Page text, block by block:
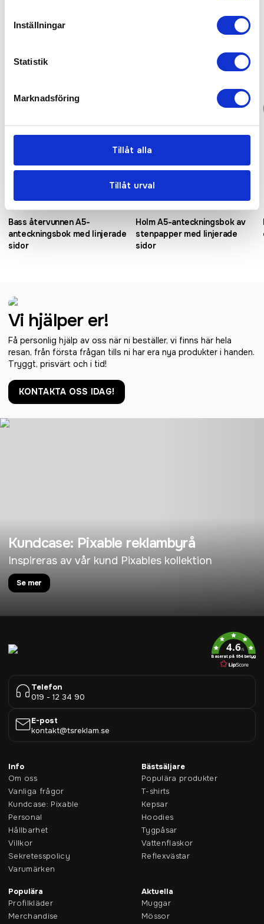
Inställningar
Statistik
Marknadsföring
Tillåt alla
Tillåt urval
Relaterade produkter
Bass återvunnen A5-
anteckningsbok med linjerade
sidor
Holm A5-anteckningsbok av
stenpapper med linjerade
sidor
Vi hjälper er!
Få personlig hjälp av oss när ni beställer, vi finns här hela
resan, från första frågan tills ni har era nya produkter i handen.
Tryggt, prisvärt och i tid!
KONTAKTA OSS IDAG!
Kundcase: Pixable reklambyrå
Inspireras av vår kund Pixables kollektion
Se mer
4.6/5
Baserat på 954 betyg
Telefon
019 - 12 34 90
E-post
kontakt@tsreklam.se
Info
Om oss
Vanliga frågor
Kundcase: Pixable
Personal
Hållbarhet
Villkor
Sekretesspolicy
Varumärken
Bästsäljare
Populära produkter
T-shirts
Kepsar
Hoodies
Tygpåsar
Vattenflaskor
Reflexvästar
Populära
Profilkläder
Merchandise
Aktuella
Muggar
Mössor